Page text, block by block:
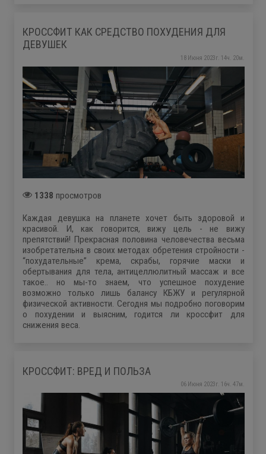
КРОССФИТ КАК СРЕДСТВО ПОХУДЕНИЯ ДЛЯ
ДЕВУШЕК
18 Июня 2023г. 14ч. 20м.
1338 просмотров
Каждая девушка на планете хочет быть здоровой и
красивой. И, как говорится, вижу цель - не вижу
препятствий! Прекрасная половина человечества весьма
изобретательна в своих методах обретения стройности -
“похудательные” крема, скрабы, горячие маски и
обертывания для тела, антицеллюлитный массаж и все
такое.. но мы-то знаем, что успешное похудение
возможно только лишь балансу КБЖУ и регулярной
физической активности. Cегодня мы подробно поговорим
о похудении и выясним, годится ли кроссфит для
снижения веса.
КРОССФИТ: ВРЕД И ПОЛЬЗА
06 Июня 2023г. 16ч. 47м.